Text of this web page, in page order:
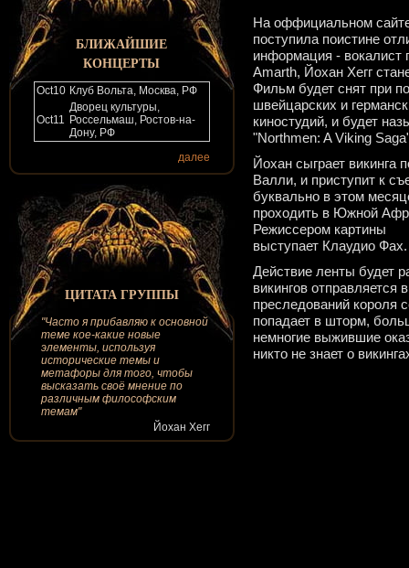
БЛИЖАЙШИЕ
КОНЦЕРТЫ
Oct10 Клуб Вольта, Москва, РФ
Oct11
Дворец культуры,
Россельмаш, Ростов-на-
Дону, РФ
далее
ЦИТАТА ГРУППЫ
"Часто я прибавляю к основной
теме кое-какие новые
элементы, используя
исторические темы и
метафоры для того, чтобы
высказать своё мнение по
различным философским
темам"
Йохан Хегг
На оффициальном
поступила поистине
информация - вокалист
Amarth, Йохан Хегг
Фильм будет снят при
швейцарских и
киностудий, и будет
"Northmen: A Viking
Йохан сыграет викинга
Валли, и приступит к
буквально в этом
проходить в Южной
Режиссером картины
выступает Клаудио Фах.
Действие ленты будет
викингов отправляется
преследований короля
попадает в шторм,
немногие выжившие
никто не знает о